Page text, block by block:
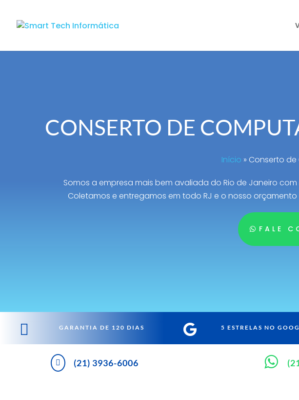
CONSERTO DE
Início » Conserto
Somos a empresa mais bem avaliada do Rio de Janeiro com
Coletamos e entregamos em todo RJ e o nosso
FALE
 GARANTIA DE 120 DIAS  5 ESTRELAS NO
 (21) 3936-6006 